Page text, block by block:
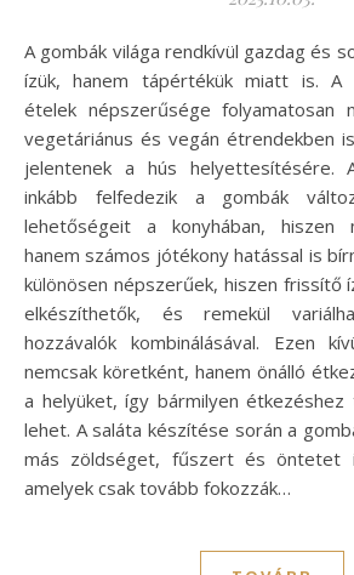
A gombák világa rendkívül gazdag és sokszínű, nem csupán
ízük, hanem tápértékük miatt is. A
ételek népszerűsége folyamatosan
vegetáriánus és vegán étrendekben
jelentenek a hús helyettesítésére.
inkább felfedezik a gombák
lehetőségeit a konyhában, hiszen
hanem számos jótékony hatással is
különösen népszerűek, hiszen frissítő
elkészíthetők, és remekül
hozzávalók kombinálásával. Ezen
nemcsak köretként, hanem önálló
a helyüket, így bármilyen étkezéshez
lehet. A saláta készítése során a
más zöldséget, fűszert és öntetet
amelyek csak tovább fokozzák…